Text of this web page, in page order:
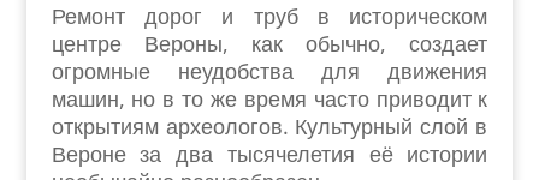
Ремонт дорог и труб в историческом
центре Вероны, как обычно, создает
огромные неудобства для движения
машин, но в то же время часто приводит к
открытиям археологов. Культурный слой в
Вероне за два тысячелетия её истории